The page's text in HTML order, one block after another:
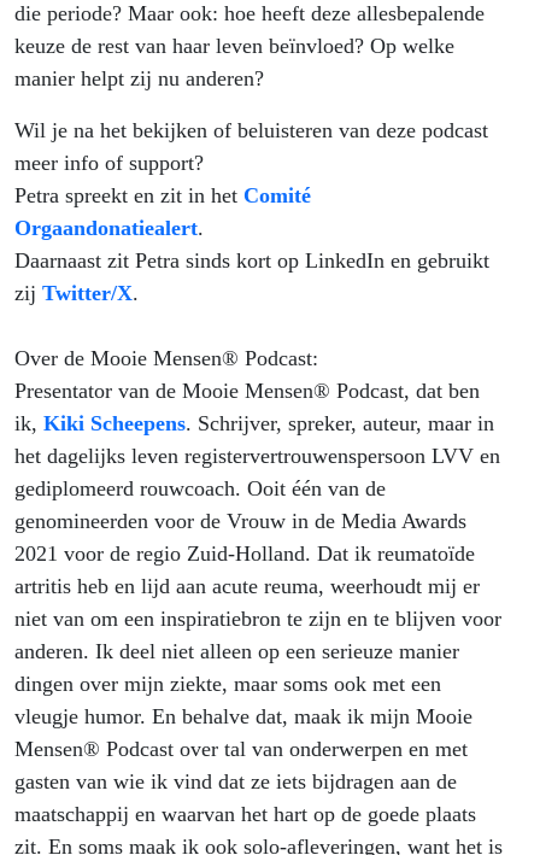
die periode? Maar ook: hoe heeft deze allesbepalende
keuze de rest van haar leven beïnvloed? Op welke
manier helpt zij nu anderen?
Wil je na het bekijken of beluisteren van deze podcast
meer info of support?
Petra spreekt en zit in het Comité
Orgaandonatiealert.
Daarnaast zit Petra sinds kort op LinkedIn en gebruikt
zij Twitter/X.
Over de Mooie Mensen® Podcast:
Presentator van de Mooie Mensen® Podcast, dat ben
ik, Kiki Scheepens. Schrijver, spreker, auteur, maar in
het dagelijks leven registervertrouwenspersoon LVV en
gediplomeerd rouwcoach. Ooit één van de
genomineerden voor de Vrouw in de Media Awards
2021 voor de regio Zuid-Holland. Dat ik reumatoïde
artritis heb en lijd aan acute reuma, weerhoudt mij er
niet van om een inspiratiebron te zijn en te blijven voor
anderen. Ik deel niet alleen op een serieuze manier
dingen over mijn ziekte, maar soms ook met een
vleugje humor. En behalve dat, maak ik mijn Mooie
Mensen® Podcast over tal van onderwerpen en met
gasten van wie ik vind dat ze iets bijdragen aan de
maatschappij en waarvan het hart op de goede plaats
zit. En soms maak ik ook solo-afleveringen, want het is